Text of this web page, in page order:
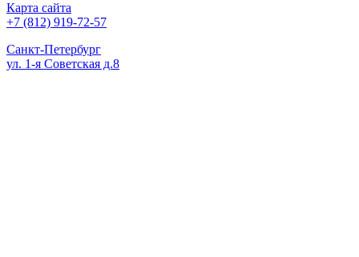
Карта сайта
+7 (812) 919-72-57
Санкт-Петербург
ул. 1-я Советская д.8